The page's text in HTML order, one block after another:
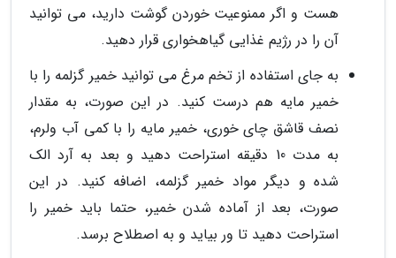
هست و اگر ممنوعیت خوردن گوشت دارید، می توانید
آن را در رژیم غذایی گیاهخواری قرار دهید.
به جای استفاده از تخم مرغ می توانید خمیر گزلمه را با
خمیر مایه هم درست کنید. در این صورت، به مقدار
نصف قاشق چای خوری، خمیر مایه را با کمی آب ولرم،
به مدت 10 دقیقه استراحت دهید و بعد به آرد الک
شده و دیگر مواد خمیر گزلمه، اضافه کنید. در این
صورت، بعد از آماده شدن خمیر، حتما باید خمیر را
استراحت دهید تا ور بیاید و به اصطلاح برسد.